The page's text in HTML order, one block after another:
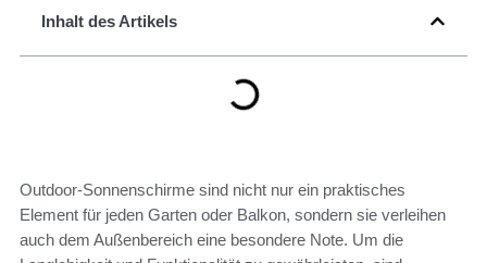
Inhalt des Artikels
Outdoor-Sonnenschirme sind nicht nur ein praktisches
Element für jeden Garten oder Balkon, sondern sie verleihen
auch dem Außenbereich eine besondere Note. Um die